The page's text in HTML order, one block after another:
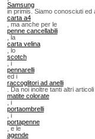
Samsung
in primis. Siamo conosciuti
carta a4
, ma anche per le
penne cancellabili
, la
carta velina
, lo
scotch
, i
pennarelli
ed i
raccoglitori ad anelli
. Da noi inoltre tanti altri
matite colorate
, i
portaombrelli
, i
portapenne
, e le
agende